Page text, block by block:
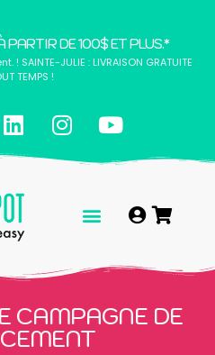
PARTIR DE 100$ ET PLUS.*
JULIE : LIVRAISON GRATUITE
TEMPS !
CAMPAGNE DE